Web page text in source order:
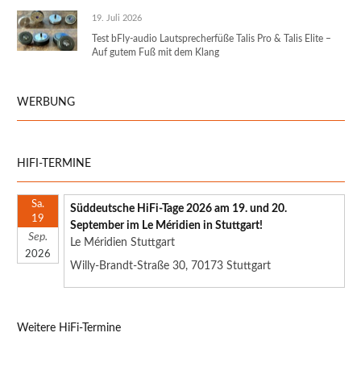
19. Juli 2026
Test bFly-audio Lautsprecherfüße Talis Pro & Talis Elite –
Auf gutem Fuß mit dem Klang
WERBUNG
HIFI-TERMINE
Sa.
19
Sep.
2026
Süddeutsche HiFi-Tage 2026 am 19. und 20.
September im Le Méridien in Stuttgart!
Le Méridien Stuttgart
Willy-Brandt-Straße 30, 70173 Stuttgart
Weitere HiFi-Termine